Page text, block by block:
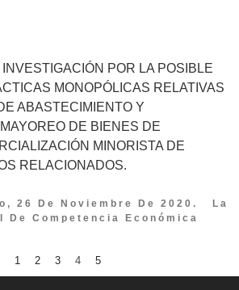
POR LA POSIBLE
MONOPÓLICAS RELATIVAS
ABASTECIMIENTO Y
DE BIENES DE
MINORISTA DE
RELACIONADOS.
26 De Noviembre De 2020. La
De Competencia Económica
1 2 3 4 5